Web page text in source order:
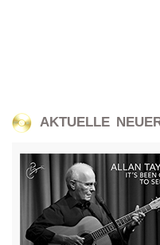
AKTUELLE